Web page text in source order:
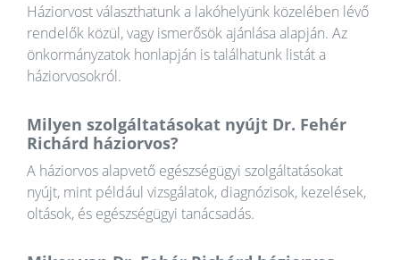
Háziorvost választhatunk a lakóhelyünk közelében lévő
rendelők közül, vagy ismerősök ajánlása alapján. Az
önkormányzatok honlapján is találhatunk listát a
háziorvosokról.
Milyen szolgáltatásokat nyújt Dr. Fehér
Richárd háziorvos?
A háziorvos alapvető egészségügyi szolgáltatásokat
nyújt, mint például vizsgálatok, diagnózisok, kezelések,
oltások, és egészségügyi tanácsadás.